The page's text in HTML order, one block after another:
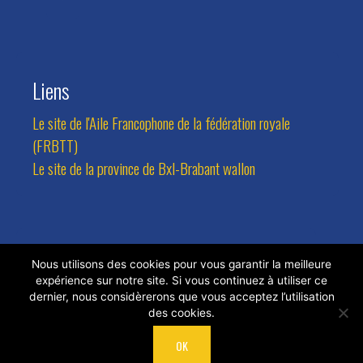
Liens
Le site de l'Aile Francophone de la fédération royale
(FRBTT)
Le site de la province de Bxl-Brabant wallon
Contact
Adresse:Avenue des Combattants 94, 1470 Bousval
Nous utilisons des cookies pour vous garantir la meilleure
expérience sur notre site. Si vous continuez à utiliser ce
dernier, nous considèrerons que vous acceptez l’utilisation
des cookies.
OK